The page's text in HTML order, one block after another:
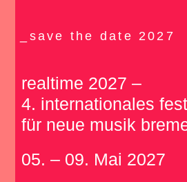
_save the date 2027
realtime 2027 –­
4. inter­na­tionales
für neue musik
05. – 09. Mai 2027